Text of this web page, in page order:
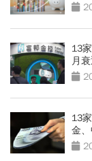
13
月
看
13
金